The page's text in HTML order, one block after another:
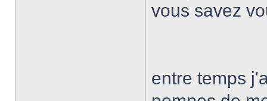
vous savez
entre temps